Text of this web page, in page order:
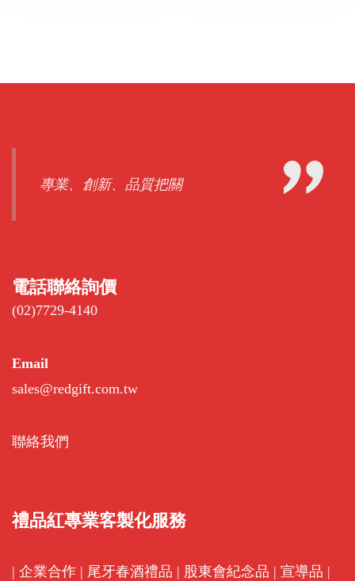
專業、創新、品質把關
電話聯絡詢價
(02)7729-4140
Email
sales@redgift.com.tw
聯絡我們
禮品紅專業客製化服務
| 企業合作 | 尾牙春酒禮品 | 股東會紀念品 | 宣導品 |